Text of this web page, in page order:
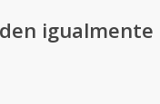
igualmente